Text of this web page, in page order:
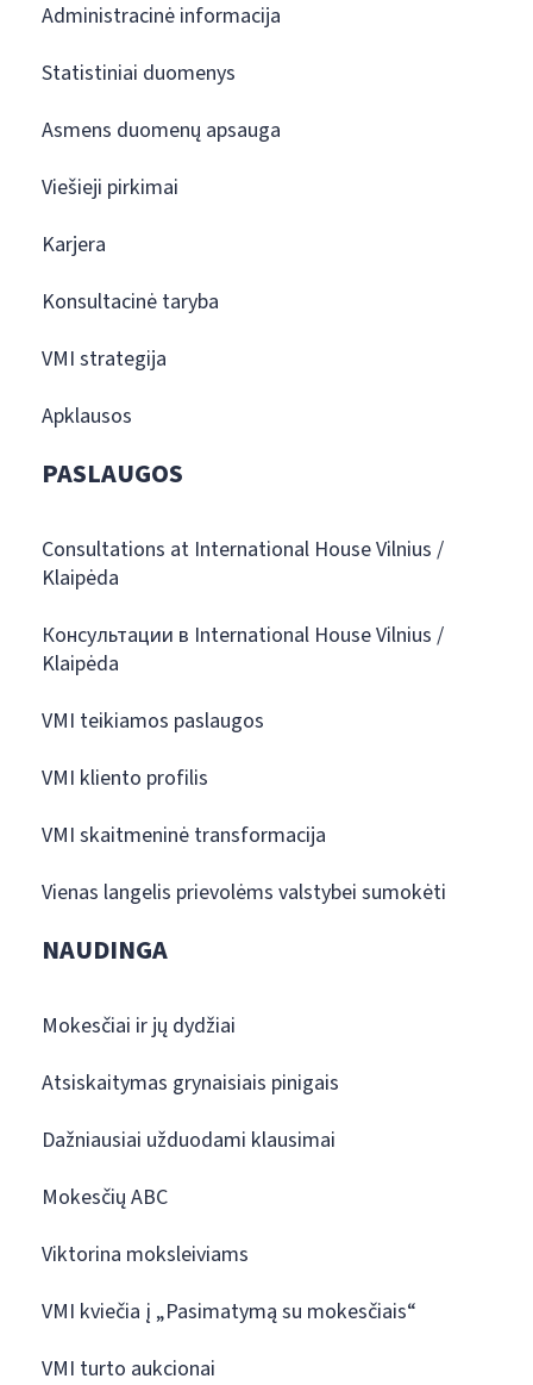
Administracinė informacija
Statistiniai duomenys
Asmens duomenų apsauga
Viešieji pirkimai
Karjera
Konsultacinė taryba
VMI strategija
Apklausos
PASLAUGOS
Consultations at International House Vilnius /
Klaipėda
Консультации в International House Vilnius /
Klaipėda
VMI teikiamos paslaugos
VMI kliento profilis
VMI skaitmeninė transformacija
Vienas langelis prievolėms valstybei sumokėti
NAUDINGA
Mokesčiai ir jų dydžiai
Atsiskaitymas grynaisiais pinigais
Dažniausiai užduodami klausimai
Mokesčių ABC
Viktorina moksleiviams
VMI kviečia į „Pasimatymą su mokesčiais“
VMI turto aukcionai